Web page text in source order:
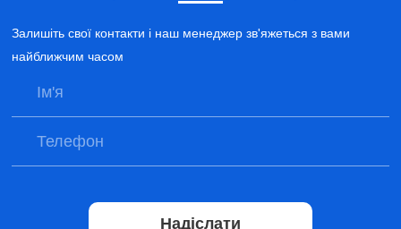
Залишіть свої контакти і наш менеджер зв'яжеться з вами
найближчим часом
Надіслати